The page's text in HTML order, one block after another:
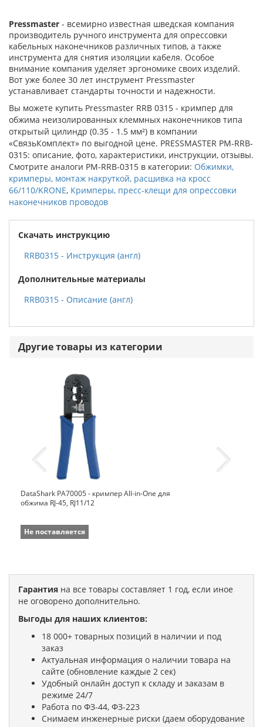
Pressmaster - всемирно известная шведская компания
производитель ручного инструмента для опрессовки
кабельных наконечников различных типов, а также
инструмента для снятия изоляции кабеля. Особое
внимание компания уделяет эргономике своих изделий.
Вот уже более 30 лет инструмент Pressmaster
устанавливает стандарты точности и надежности.
Вы можете купить Pressmaster RRB 0315 - кримпер для
обжима неизолированных клеммных наконечников типа
открытый цилиндр (0.35 - 1.5 мм²) в компании
«СвязьКомплект» по выгодной цене. PRESSMASTER PM-RRB-
0315: описание, фото, характеристики, инструкции, отзывы.
Смотрите аналоги PM-RRB-0315 в категории: Обжимки,
кримперы, монтаж накруткой, расшивка на кросс
66/110/KRONE, Кримперы, пресс-клещи для опрессовки
наконечников проводов
Скачать инструкцию
RRB0315 - Инструкция (англ)
Дополнительные материалы
RRB0315 - Описание (англ)
Другие товары из категории
DataShark PA70005 - кримпер All-in-One для
обжима RJ-45, RJ11/12
Не поставляется
Гарантия на все товары составляет 1 год, если иное
не оговорено дополнительно.
Выгоды для наших клиентов:
18 000+ товарных позиций в наличии и под
заказ
Актуальная информация о наличии товара на
сайте (обновление каждые 2 сек)
Удобный онлайн доступ к складу и заказам в
режиме 24/7
Работа по ФЗ-44, ФЗ-223
Снимаем инженерные риски (даем оборудование